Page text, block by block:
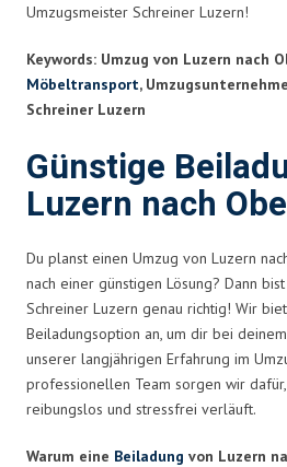
Umzugsmeister Schreiner Luzern!
Keywords: Umzug von Luzern nach
Möbeltransport,
Schreiner Luzern
Günstige
Luzern nach
Du planst einen Umzug von Luzern
nach einer günstigen Lösung? Dann
Schreiner Luzern genau richtig! Wir
Beiladungsoption an, um dir bei
unserer langjährigen Erfahrung im
professionellen Team sorgen wir
reibungslos und stressfrei verläuft.
Warum eine Beiladung von Luzern